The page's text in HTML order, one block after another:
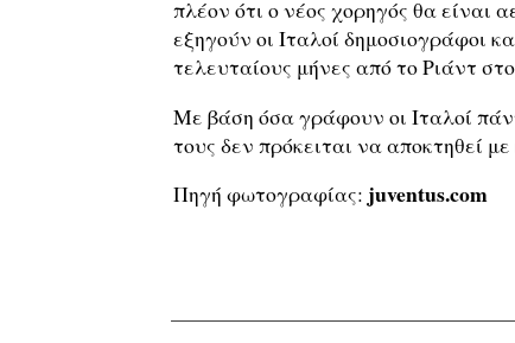
πλέον ότι ο νέος χορηγός θα είναι
εξηγούν οι Ιταλοί δημοσιογράφοι
τελευταίους μήνες από το Ριάντ
Με βάση όσα γράφουν οι Ιταλοί
τους δεν πρόκειται να αποκτηθεί
Πηγή φωτογραφίας: juventus.com